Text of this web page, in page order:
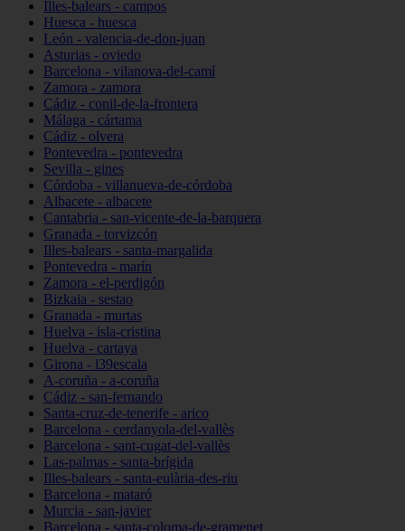
Illes-balears - campos
Huesca - huesca
León - valencia-de-don-juan
Asturias - oviedo
Barcelona - vilanova-del-camí
Zamora - zamora
Cádiz - conil-de-la-frontera
Málaga - cártama
Cádiz - olvera
Pontevedra - pontevedra
Sevilla - gines
Córdoba - villanueva-de-córdoba
Albacete - albacete
Cantabria - san-vicente-de-la-barquera
Granada - torvizcón
Illes-balears - santa-margalida
Pontevedra - marín
Zamora - el-perdigón
Bizkaia - sestao
Granada - murtas
Huelva - isla-cristina
Huelva - cartaya
Girona - l39escala
A-coruña - a-coruña
Cádiz - san-fernando
Santa-cruz-de-tenerife - arico
Barcelona - cerdanyola-del-vallès
Barcelona - sant-cugat-del-vallès
Las-palmas - santa-brígida
Illes-balears - santa-eulària-des-riu
Barcelona - mataró
Murcia - san-javier
Barcelona - santa-coloma-de-gramenet